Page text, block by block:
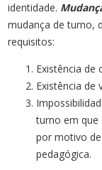
identidade.
mudança de turno,
requisitos:
Existência de
Existência de
turno em que
por motivo
pedagógica.